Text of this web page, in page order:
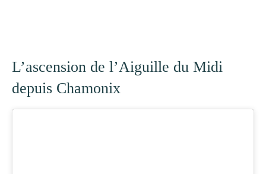
L’ascension de l’Aiguille du Midi
depuis Chamonix